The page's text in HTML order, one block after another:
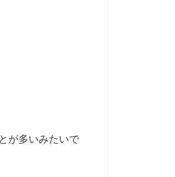
が多いみたいで